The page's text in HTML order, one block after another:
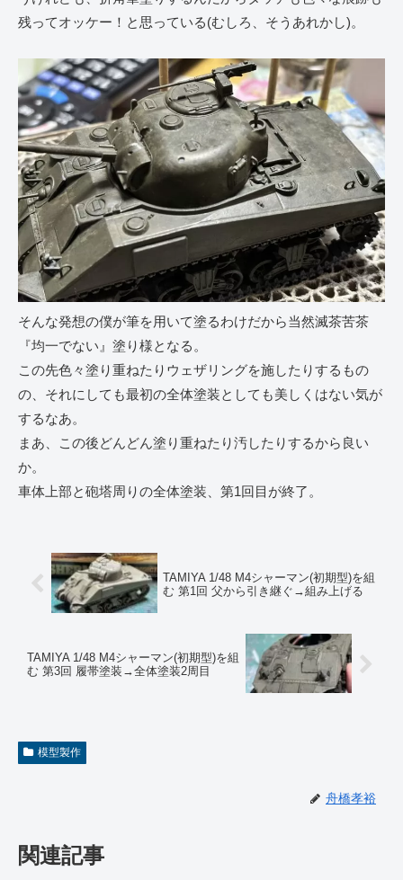
残ってオッケー！と思っている(むしろ、そうあれかし)。
そんな発想の僕が筆を用いて塗るわけだから当然滅茶苦茶
『均一でない』塗り様となる。
この先色々塗り重ねたりウェザリングを施したりするもの
の、それにしても最初の全体塗装としても美しくはない気が
するなあ。
まあ、この後どんどん塗り重ねたり汚したりするから良い
か。
車体上部と砲塔周りの全体塗装、第1回目が終了。
TAMIYA 1/48 M4シャーマン(初期型)を組
む 第1回 父から引き継ぐ→組み上げる
TAMIYA 1/48 M4シャーマン(初期型)を組
む 第3回 履帯塗装→全体塗装2周目
模型製作
舟橋孝裕
関連記事